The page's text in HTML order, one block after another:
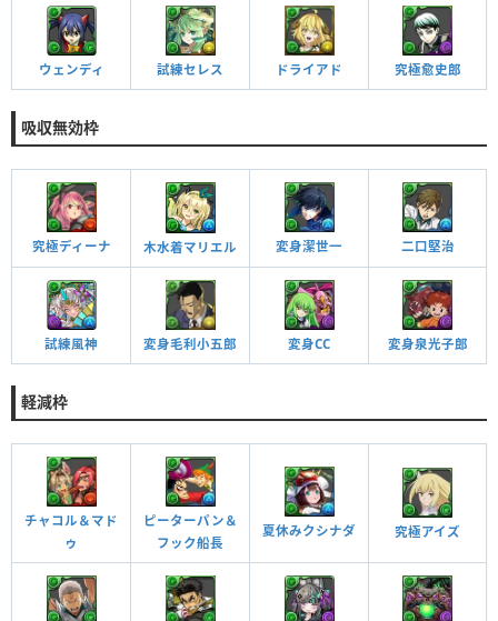
ウェンディ 試練セレス ドライアド 究極愈史郎
吸収無効枠
究極ディーナ 木水着マリエル 変身潔世一 二口堅治
試練風神 変身毛利小五郎 変身CC 変身泉光子郎
軽減枠
チャコル＆マド
ゥ
ピーターパン＆
フック船長
夏休みクシナダ 究極アイズ